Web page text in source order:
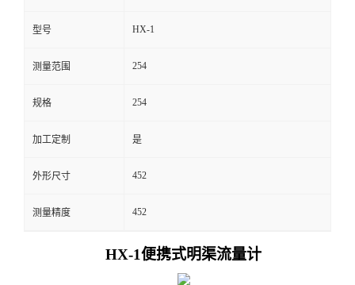
型号 HX-1
测量范围 254
规格 254
加工定制 是
外形尺寸 452
测量精度 452
HX-1便携式明渠流量计